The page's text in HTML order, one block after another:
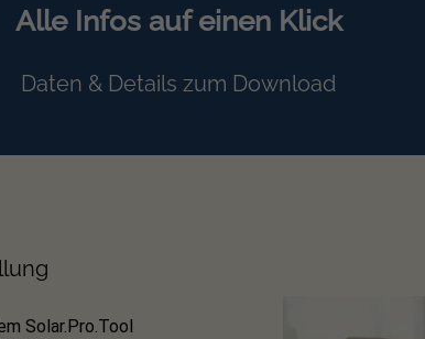
Alle Infos auf einen Klick
Daten & Details zum Download
Solar.Pro.Tool